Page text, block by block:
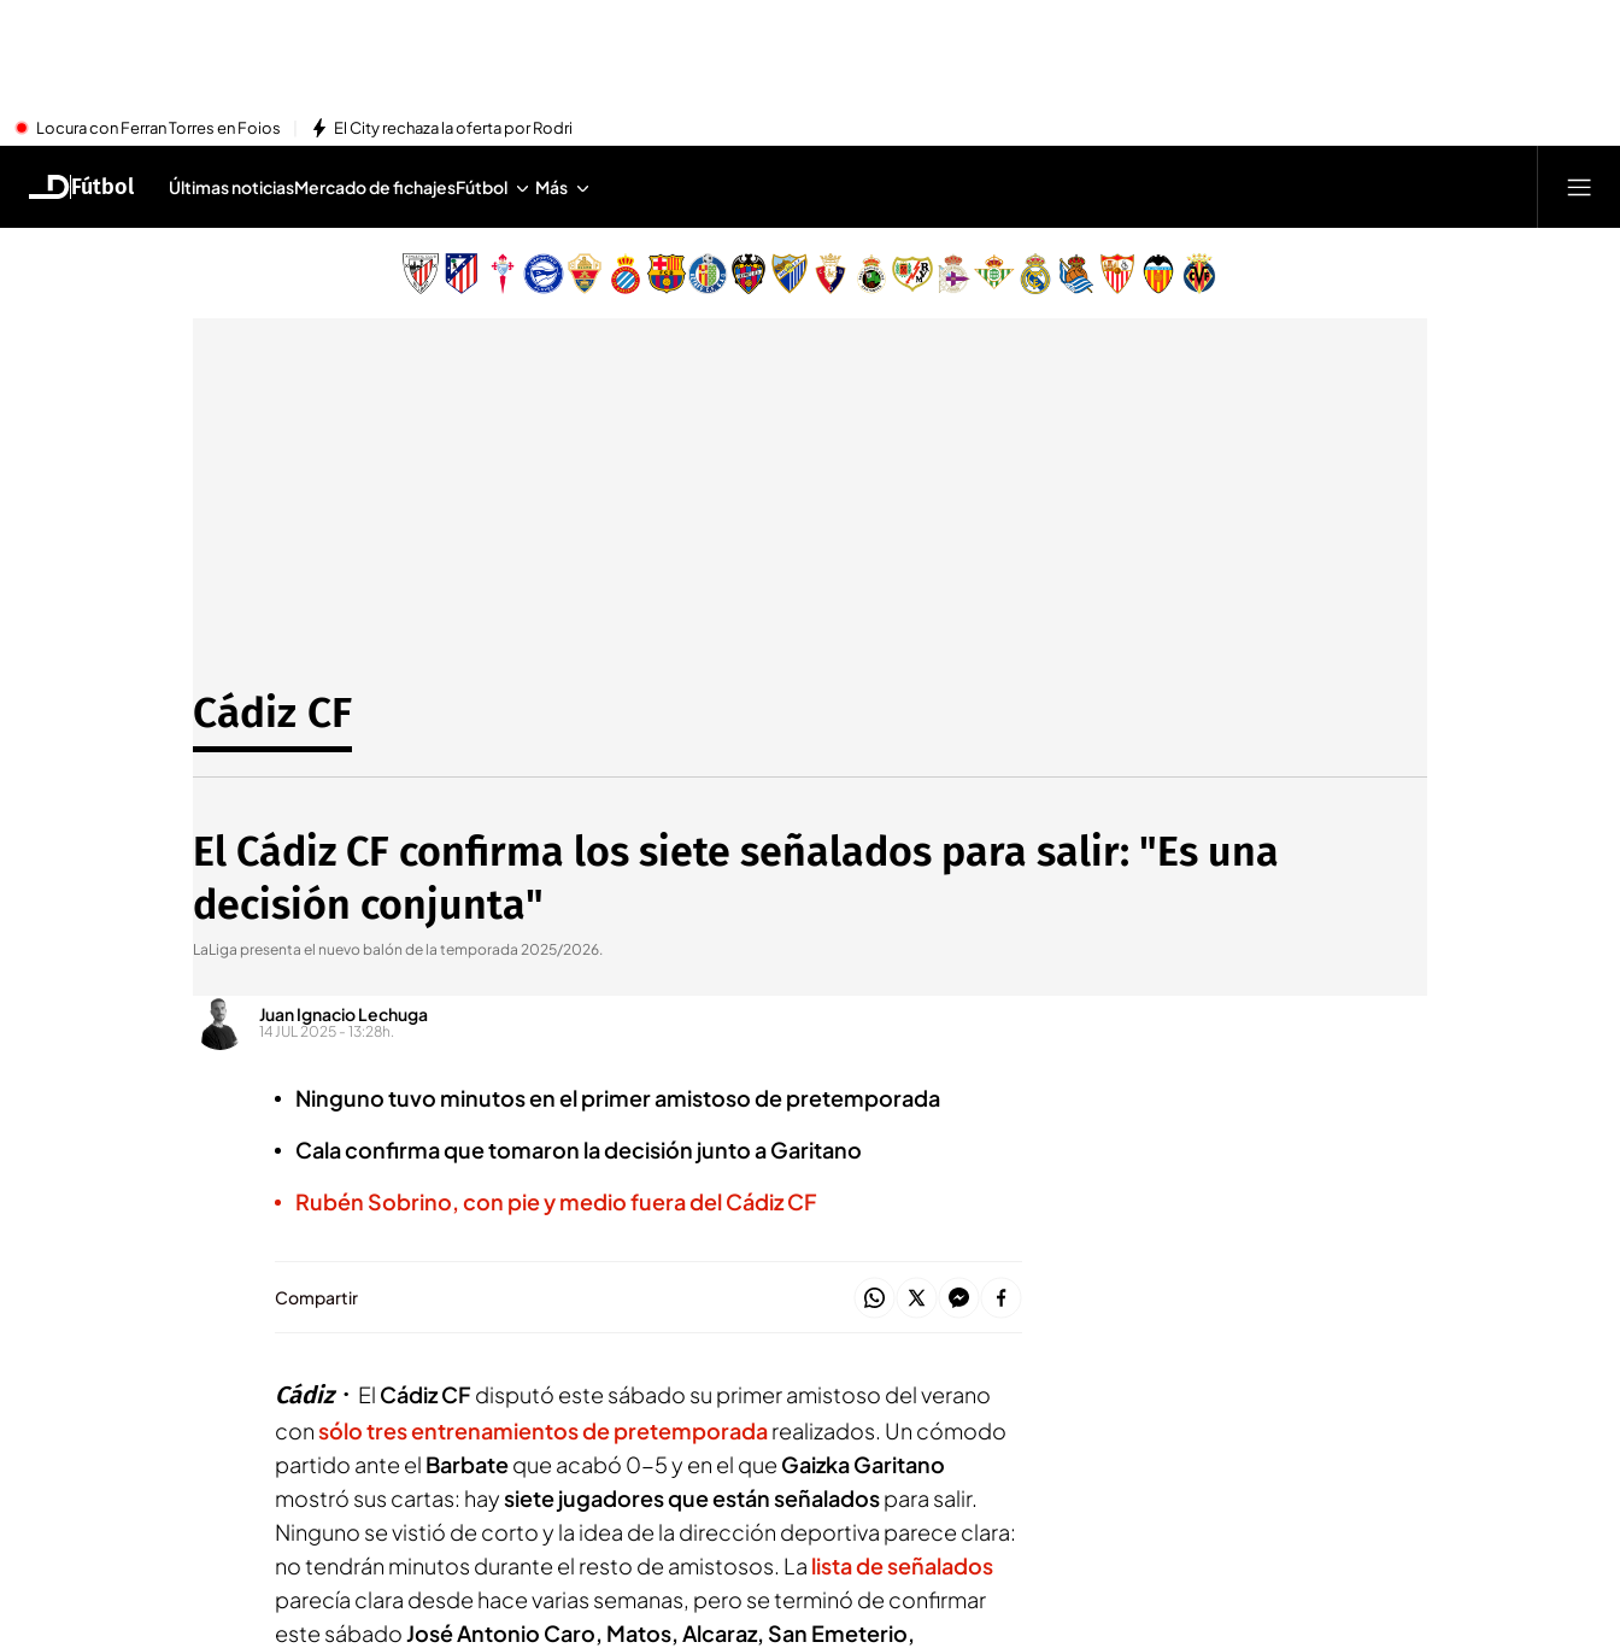
Locura con Ferran Torres en Foios El City rechaza la oferta por Rodri
Fútbol Últimas noticiasMercado de fichajesFútbol Más
Cádiz CF
El Cádiz CF confirma los siete señalados para salir: "Es una
decisión conjunta"
LaLiga presenta el nuevo balón de la temporada 2025/2026.
Juan Ignacio Lechuga
14 JUL 2025 - 13:28h.
Ninguno tuvo minutos en el primer amistoso de pretemporada
Cala confirma que tomaron la decisión junto a Garitano
Rubén Sobrino, con pie y medio fuera del Cádiz CF
Compartir
Cádiz El Cádiz CFdisputó este sábado su primer amistoso del verano
consólo tres entrenamientos de pretemporadarealizados. Un cómodo
partido ante el Barbateque acabó 0-5 y en el que Gaizka Garitano
mostró sus cartas: haysiete jugadores que están señaladospara salir.
Ninguno se vistió de corto y la idea de la dirección deportiva parece clara:
no tendrán minutos durante el resto de amistosos. La lista de señalados
parecía clara desde hace varias semanas, pero se terminó de confirmar
este sábadoJosé Antonio Caro, Matos, Alcaraz, San Emeterio,